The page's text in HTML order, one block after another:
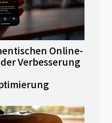
Online-
Verbesserung